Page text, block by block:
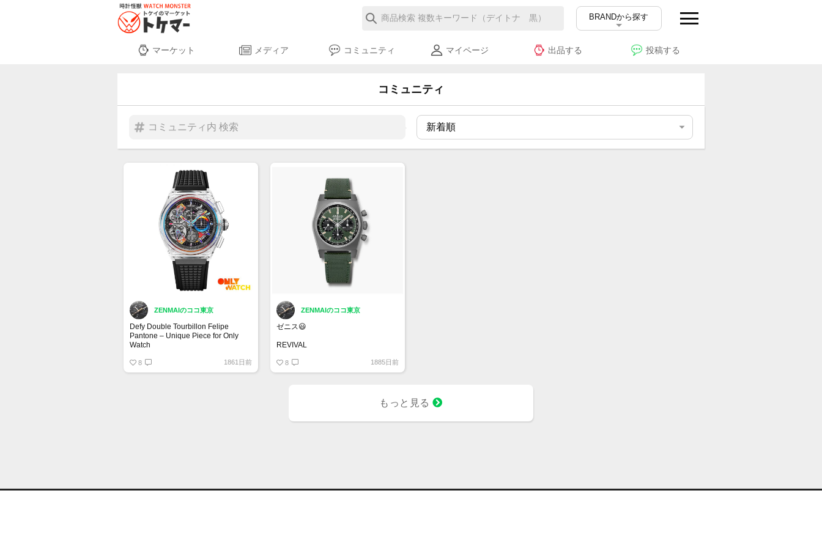
BRANDから探す
マーケット メディア コミュニティ マイページ 出品する 投稿する
コミュニティ
ZENMAIのココ東京
Defy Double Tourbillon Felipe
Pantone – Unique Piece for Only
Watch
8 1861日前
ZENMAIのココ東京
ゼニス😃
REVIVAL
サファリ
エル・プリメロ コラムホイール式ク
ロノグラフ
8 1885日前
もっと見る